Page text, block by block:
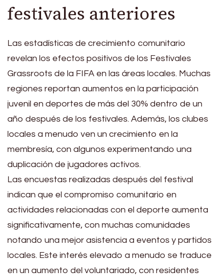
festivales anteriores
Las estadísticas de crecimiento comunitario
revelan los efectos positivos de los Festivales
Grassroots de la FIFA en las áreas locales. Muchas
regiones reportan aumentos en la participación
juvenil en deportes de más del 30% dentro de un
año después de los festivales. Además, los clubes
locales a menudo ven un crecimiento en la
membresía, con algunos experimentando una
duplicación de jugadores activos.
Las encuestas realizadas después del festival
indican que el compromiso comunitario en
actividades relacionadas con el deporte aumenta
significativamente, con muchas comunidades
notando una mejor asistencia a eventos y partidos
locales. Este interés elevado a menudo se traduce
en un aumento del voluntariado, con residentes